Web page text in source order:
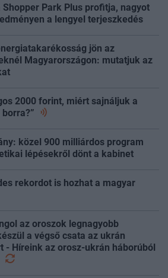
Shopper Park Plus profitja, nagyot
a lengyel terjeszkedés
jön az
Magyarországon: mutatjuk az
2000 forint, miért sajnáljuk a
borra?”
közel 900 milliárdos program
lépésekről dönt a kabinet
rekordot is hozhat a magyar
az oroszok legnagyobb
a végső csata az ukrán
- Híreink az orosz-ukrán háborúból